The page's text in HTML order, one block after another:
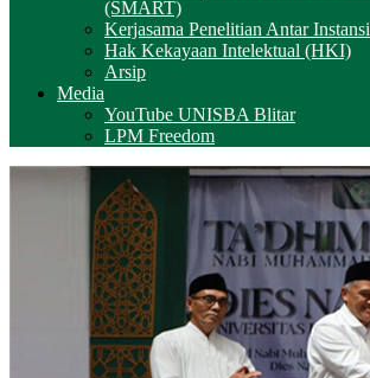
(SMART)
Kerjasama Penelitian Antar Instansi
Hak Kekayaan Intelektual (HKI)
Arsip
Media
YouTube UNISBA Blitar
LPM Freedom